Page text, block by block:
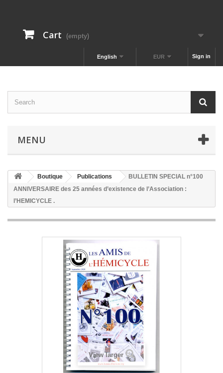
Cart (empty)
Sign in
EUR
English
MENU
Boutique Publications
BULLETIN SPECIAL n°100
ANNIVERSAIRE des 25 années d’existence de l’Association :
l’HEMICYCLE .
View larger